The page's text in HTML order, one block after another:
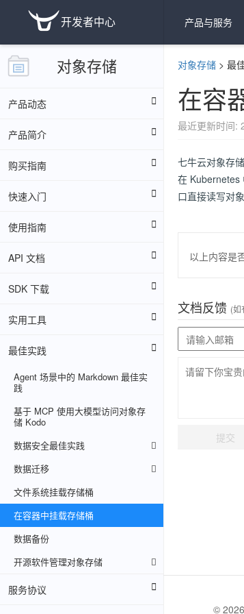
开发者中心 产品与服务
对象存储
产品动态
产品简介
购买指南
快速入门
使用指南
API 文档
SDK 下载
实用工具
最佳实践
Agent 场景中的 Markdown 最佳实
践
基于 MCP 使用大模型访问对象存
储 Kodo
数据安全最佳实践
数据迁移
文件系统挂载存储桶
在容器中挂载存储桶
数据备份
开源软件管理对象存储
服务协议
对象存储 > 最
在容
最近更新时间:
七牛云对象存
在 Kubernetes
口直接读写对
以上内容是
文档反馈 (如
提交
©